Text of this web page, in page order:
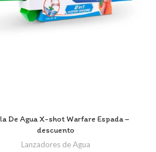
De Agua X-shot Warfare Espada –
descuento
Lanzadores de Agua